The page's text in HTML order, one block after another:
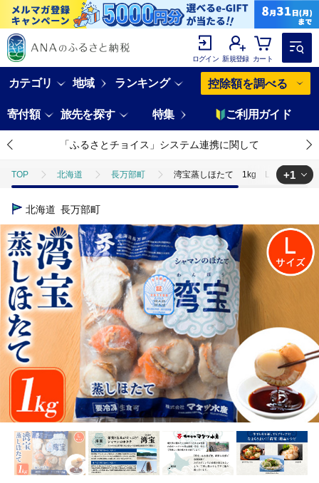
ログイン 新規登録 カート
カテゴリ 地域 ランキング 控除額を調べる
寄付額 旅先を探す 特集 ご利用ガイド
「ふるさとチョイス」システム連携に関して
TOP 北海道 長万部町 湾宝蒸しほたて 1kg Lサイズ（21
TOP
+1
北海道 長万部町